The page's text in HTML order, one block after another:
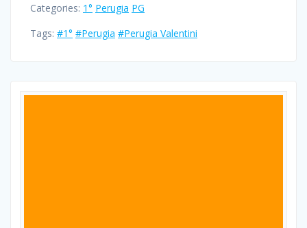
Categories: 1° Perugia PG
Tags: #1° #Perugia #Perugia Valentini